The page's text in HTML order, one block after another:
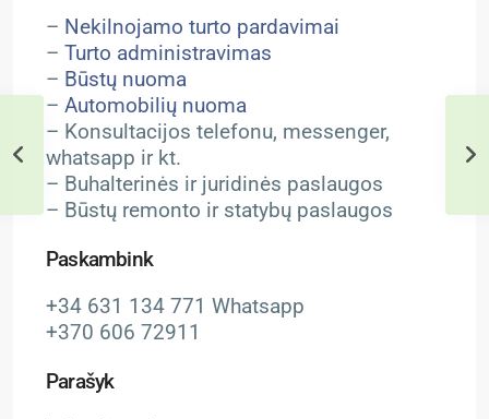
– Nekilnojamo turto pardavimai
– Turto administravimas
– Būstų nuoma
– Automobilių nuoma
– Konsultacijos telefonu, messenger,
whatsapp ir kt.
– Buhalterinės ir juridinės paslaugos
– Būstų remonto ir statybų paslaugos
Paskambink
+34 631 134 771 Whatsapp
+370 606 72911
Parašyk